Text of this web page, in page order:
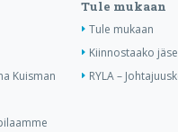
Kuisman
Tule mukaan
Tule mukaan
Kiinnostaako
RYLA –